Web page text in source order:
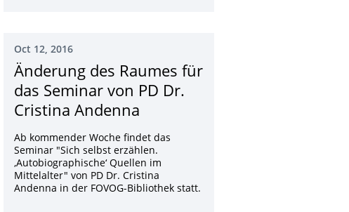
Oct 12, 2016
Änderung des Raumes für
das Seminar von PD Dr.
Cristina Andenna
Ab kommender Woche findet das
Seminar "Sich selbst erzählen.
‚Autobiographische‘ Quellen im
Mittelalter" von PD Dr. Cristina
Andenna in der FOVOG-Bibliothek statt.